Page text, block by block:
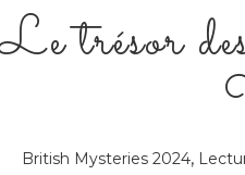
trésor
British Mysteries 2024,